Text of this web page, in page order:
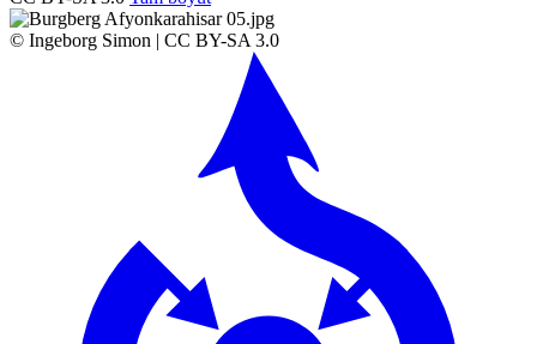
© Ingeborg Simon | CC BY-SA 3.0